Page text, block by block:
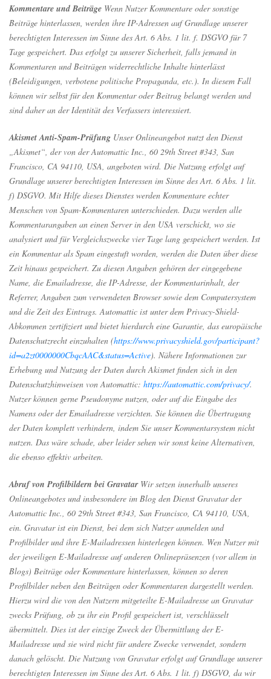
Kommentare und Beiträge Wenn Nutzer Kommentare oder sonstige
Beiträge hinterlassen, werden ihre IP-Adressen auf Grundlage unserer
berechtigten Interessen im Sinne des Art. 6 Abs. 1 lit. f. DSGVO für 7
Tage gespeichert. Das erfolgt zu unserer Sicherheit, falls jemand in
Kommentaren und Beiträgen widerrechtliche Inhalte hinterlässt
(Beleidigungen, verbotene politische Propaganda, etc.). In diesem Fall
können wir selbst für den Kommentar oder Beitrag belangt werden und
sind daher an der Identität des Verfassers interessiert.
Akismet Anti-Spam-Prüfung Unser Onlineangebot nutzt den Dienst
„Akismet“, der von der Automattic Inc., 60 29th Street #343, San
Francisco, CA 94110, USA, angeboten wird. Die Nutzung erfolgt auf
Grundlage unserer berechtigten Interessen im Sinne des Art. 6 Abs. 1 lit.
f) DSGVO. Mit Hilfe dieses Dienstes werden Kommentare echter
Menschen von Spam-Kommentaren unterschieden. Dazu werden alle
Kommentarangaben an einen Server in den USA verschickt, wo sie
analysiert und für Vergleichszwecke vier Tage lang gespeichert werden. Ist
ein Kommentar als Spam eingestuft worden, werden die Daten über diese
Zeit hinaus gespeichert. Zu diesen Angaben gehören der eingegebene
Name, die Emailadresse, die IP-Adresse, der Kommentarinhalt, der
Referrer, Angaben zum verwendeten Browser sowie dem Computersystem
und die Zeit des Eintrags. Automattic ist unter dem Privacy-Shield-
Abkommen zertifiziert und bietet hierdurch eine Garantie, das europäische
Datenschutzrecht einzuhalten (https://www.privacyshield.gov/participant?
id=a2zt0000000CbqcAAC&status=Active). Nähere Informationen zur
Erhebung und Nutzung der Daten durch Akismet finden sich in den
Datenschutzhinweisen von Automattic: https://automattic.com/privacy/.
Nutzer können gerne Pseudonyme nutzen, oder auf die Eingabe des
Namens oder der Emailadresse verzichten. Sie können die Übertragung
der Daten komplett verhindern, indem Sie unser Kommentarsystem nicht
nutzen. Das wäre schade, aber leider sehen wir sonst keine Alternativen,
die ebenso effektiv arbeiten.
Abruf von Profilbildern bei Gravatar Wir setzen innerhalb unseres
Onlineangebotes und insbesondere im Blog den Dienst Gravatar der
Automattic Inc., 60 29th Street #343, San Francisco, CA 94110, USA,
ein. Gravatar ist ein Dienst, bei dem sich Nutzer anmelden und
Profilbilder und ihre E-Mailadressen hinterlegen können. Wen Nutzer mit
der jeweiligen E-Mailadresse auf anderen Onlinepräsenzen (vor allem in
Blogs) Beiträge oder Kommentare hinterlassen, können so deren
Profilbilder neben den Beiträgen oder Kommentaren dargestellt werden.
Hierzu wird die von den Nutzern mitgeteilte E-Mailadresse an Gravatar
zwecks Prüfung, ob zu ihr ein Profil gespeichert ist, verschlüsselt
übermittelt. Dies ist der einzige Zweck der Übermittlung der E-
Mailadresse und sie wird nicht für andere Zwecke verwendet, sondern
danach gelöscht. Die Nutzung von Gravatar erfolgt auf Grundlage unserer
berechtigten Interessen im Sinne des Art. 6 Abs. 1 lit. f) DSGVO, da wir